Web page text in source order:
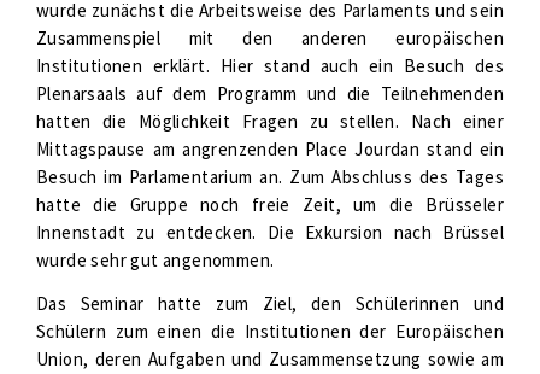
wurde zunächst die Arbeitsweise des Parlaments und sein
Zusammenspiel mit den anderen europäischen
Institutionen erklärt. Hier stand auch ein Besuch des
Plenarsaals auf dem Programm und die Teilnehmenden
hatten die Möglichkeit Fragen zu stellen. Nach einer
Mittagspause am angrenzenden Place Jourdan stand ein
Besuch im Parlamentarium an. Zum Abschluss des Tages
hatte die Gruppe noch freie Zeit, um die Brüsseler
Innenstadt zu entdecken. Die Exkursion nach Brüssel
wurde sehr gut angenommen.
Das Seminar hatte zum Ziel, den Schülerinnen und
Schülern zum einen die Institutionen der Europäischen
Union, deren Aufgaben und Zusammensetzung sowie am